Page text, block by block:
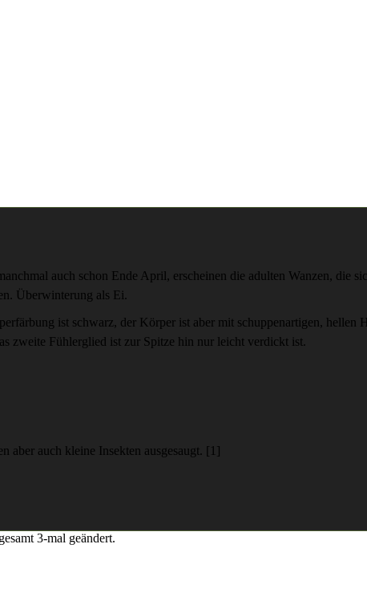
auch schon Ende April, erscheinen die adulten Wanzen, die
Überwinterung als Ei.
ist schwarz, der Körper ist aber mit schuppenartigen, hellen
zweite Fühlerglied ist zur Spitze hin nur leicht verdickt ist.
aber auch kleine Insekten ausgesaugt. [1]
3-mal geändert.